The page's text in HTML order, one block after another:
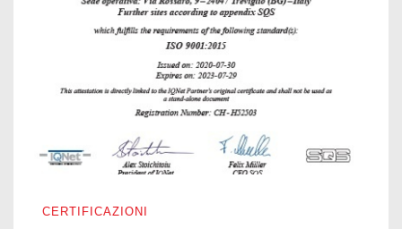
CERTIFICAZIONI